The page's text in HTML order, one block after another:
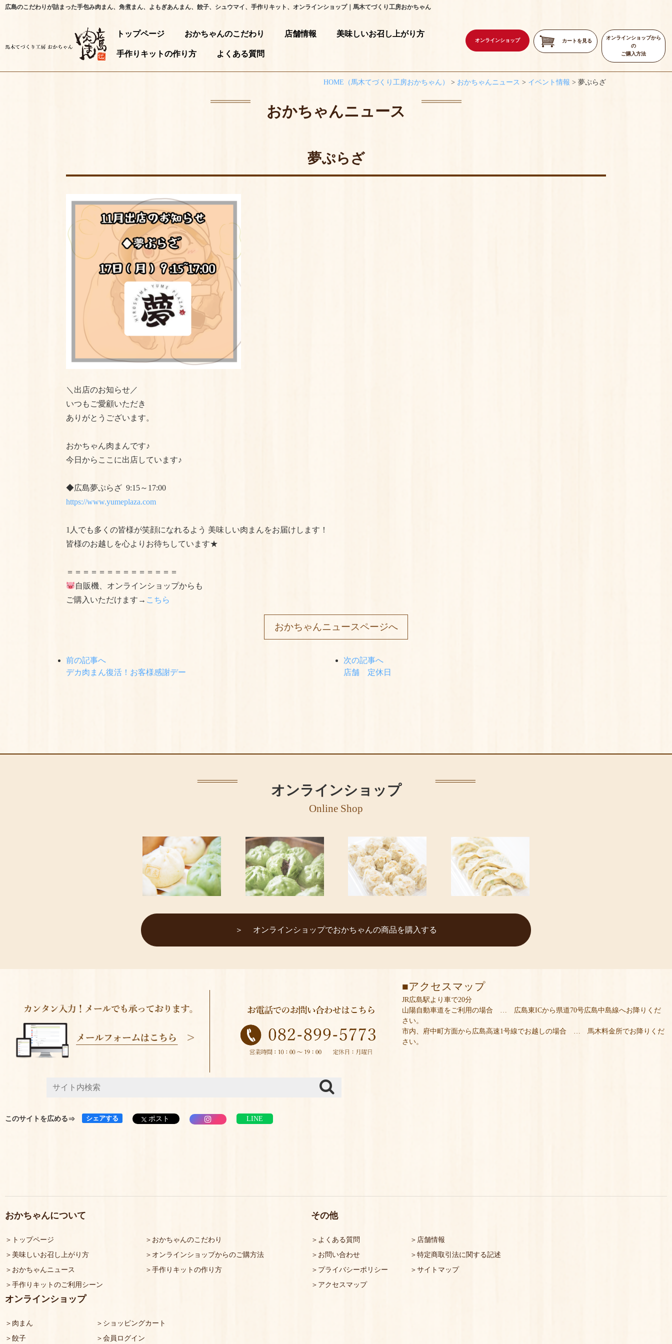
広島のこだわりが詰まった手包み肉まん、角煮まん、よもぎあんまん、餃子、シュウマイ、手作りキット、オンラインショップ｜馬木てづくり工房おかちゃん
トップページ おかちゃんのこだわり 店舗情報 美味しいお召し上がり⽅
手作りキットの作り方 よくある質問
オンラインショップ カートを見る
オンラインショップから
の
ご購入方法
HOME （馬木てづくり工房おかちゃん） > おかちゃんニュース > イベント情報 > 夢ぷらざ
おかちゃんニュース
夢ぷらざ
＼出店のお知らせ／
いつもご愛顧いただき
ありがとうございます。
おかちゃん肉まんです♪
今日からここに出店しています♪
◆広島夢ぷらざ 9:15～17:00
https://www.yumeplaza.com
1人でも多くの皆様が笑顔になれるよう 美味しい肉まんをお届けします！
皆様のお越しを心よりお待ちしています★
＝＝＝＝＝＝＝＝＝＝＝＝＝＝
自販機、オンラインショップからも
ご購入いただけます→ こちら
おかちゃんニュースページへ
前の記事へ
デカ肉まん復活！お客様感謝デー
次の記事へ
店舗 定休日
オンラインショップ
Online Shop
オンラインショップでおかちゃんの商品を購入する
このサイトを広める シェアする ポスト LINE
アクセスマップ
JR広島駅より車で20分
山陽自動車道をご利用の場合 … 広島東ICから県道70号広島中島線へお降りくだ
さい。
市内、府中町方面から広島高速1号線でお越しの場合 … 馬木料金所でお降りくだ
さい。
おかちゃんについて
トップページ
美味しいお召し上がり方
おかちゃんニュース
手作りキットのご利用シーン
おかちゃんのこだわり
オンラインショップからのご購方法
手作りキットの作り方
その他
よくある質問
お問い合わせ
プライバシーポリシー
アクセスマップ
店舗情報
特定商取引法に関する記述
サイトマップ
オンラインショップ
肉まん
餃子
ショッピングカート
会員ログイン